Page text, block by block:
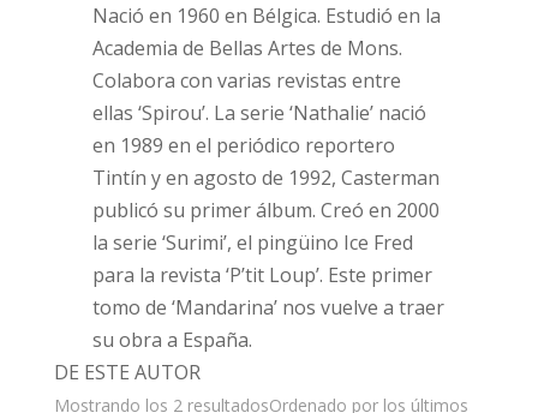
Nació en 1960 en Bélgica. Estudió en la
Academia de Bellas Artes de Mons.
Colabora con varias revistas entre
ellas ‘Spirou’. La serie ‘Nathalie’ nació
en 1989 en el periódico reportero
Tintín y en agosto de 1992, Casterman
publicó su primer álbum. Creó en 2000
la serie ‘Surimi’, el pingüino Ice Fred
para la revista ‘P’tit Loup’. Este primer
tomo de ‘Mandarina’ nos vuelve a traer
su obra a España.
DE ESTE AUTOR
Mostrando los 2 resultadosOrdenado por los últimos